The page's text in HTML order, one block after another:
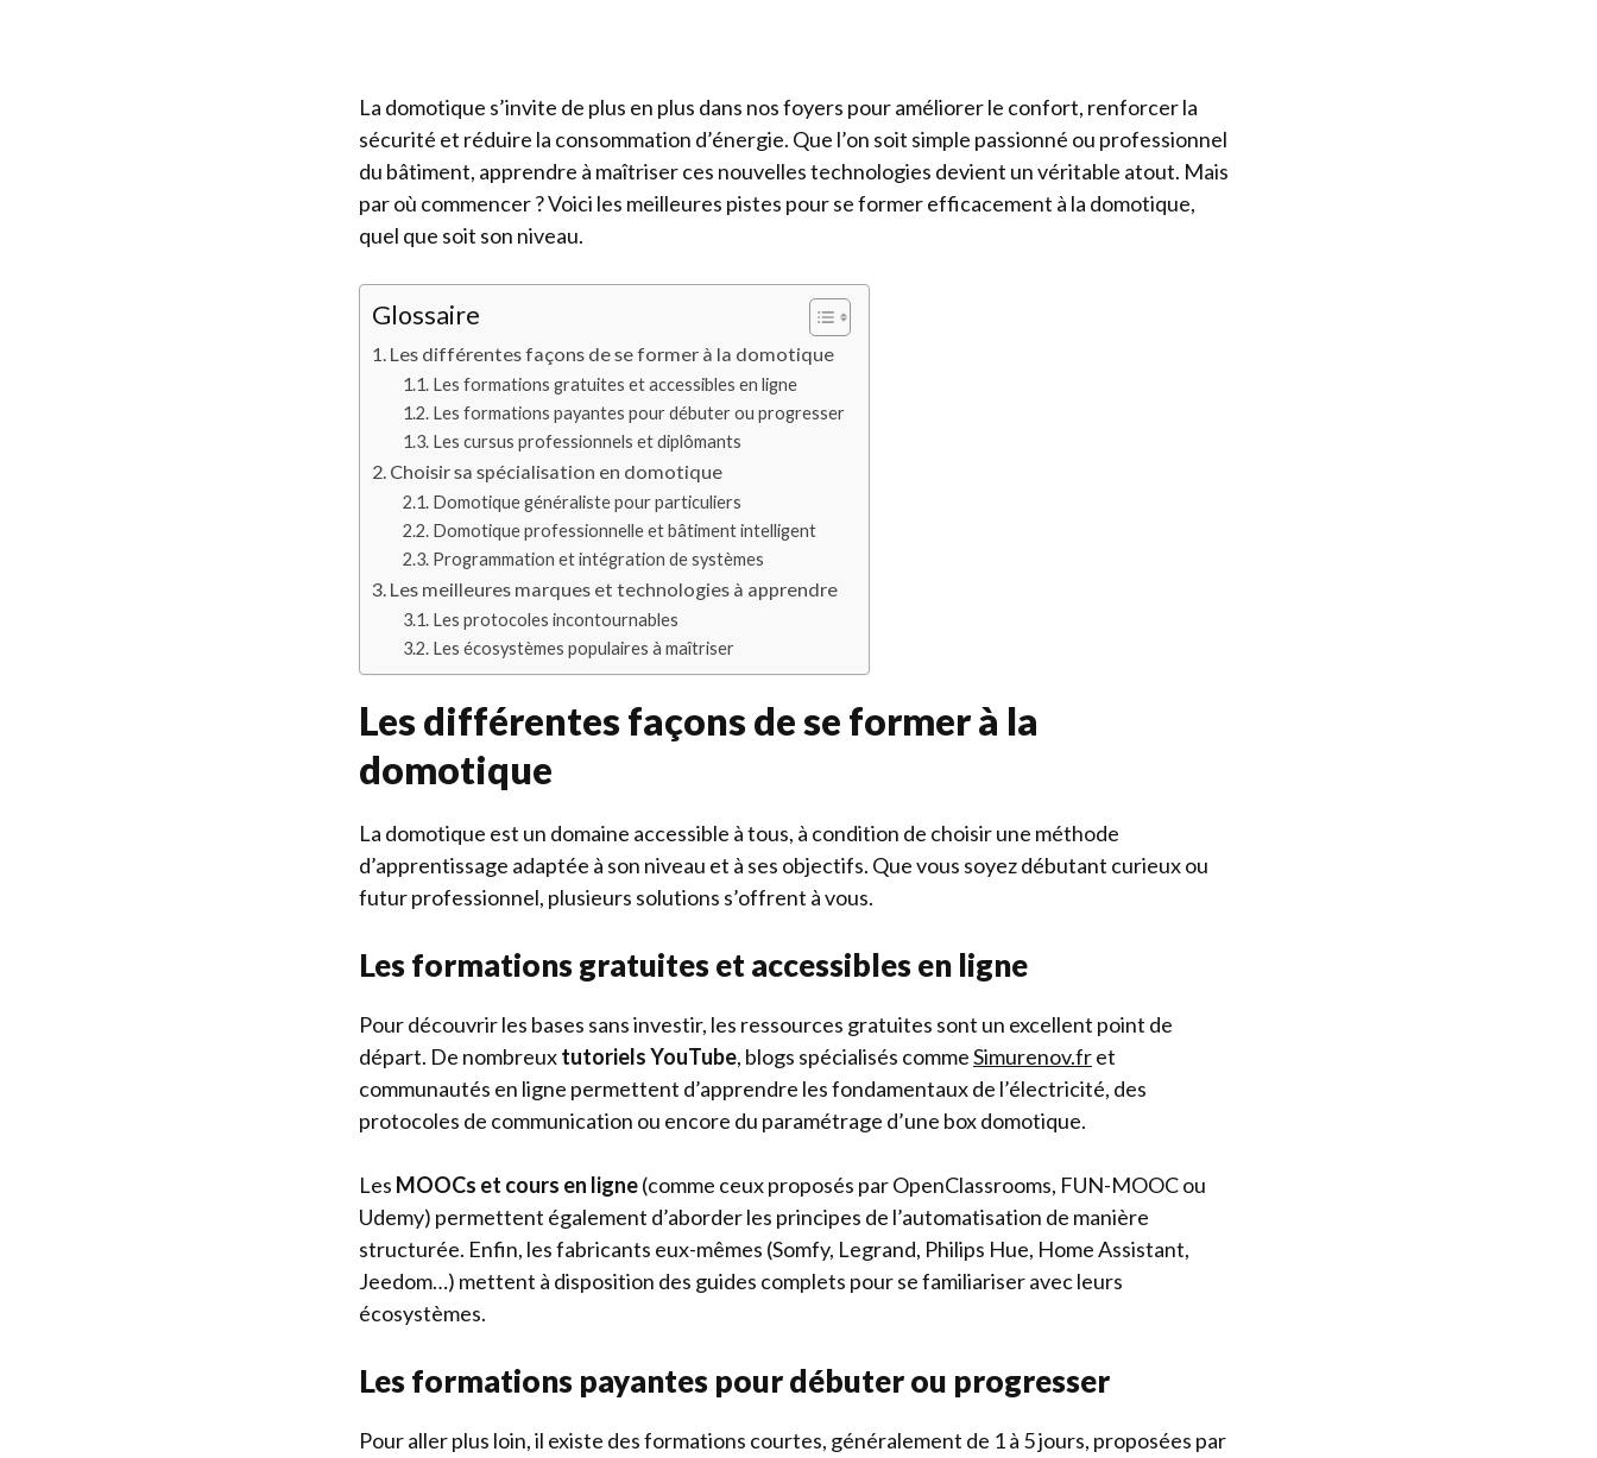
La domotique s’invite de plus en plus dans nos foyers pour améliorer le confort, renforcer la
sécurité et réduire la consommation d’énergie. Que l’on soit simple passionné ou professionnel
du bâtiment, apprendre à maîtriser ces nouvelles technologies devient un véritable atout. Mais
par où commencer ? Voici les meilleures pistes pour se former efficacement à la domotique,
quel que soit son niveau.
Glossaire
Les différentes façons de se former à la domotique
Les formations gratuites et accessibles en ligne
Les formations payantes pour débuter ou progresser
Les cursus professionnels et diplômants
Choisir sa spécialisation en domotique
Domotique généraliste pour particuliers
Domotique professionnelle et bâtiment intelligent
Programmation et intégration de systèmes
Les meilleures marques et technologies à apprendre
Les protocoles incontournables
Les écosystèmes populaires à maîtriser
Les différentes façons de se former à la
domotique
La domotique est un domaine accessible à tous, à condition de choisir une méthode
d’apprentissage adaptée à son niveau et à ses objectifs. Que vous soyez débutant curieux ou
futur professionnel, plusieurs solutions s’offrent à vous.
Les formations gratuites et accessibles en ligne
Pour découvrir les bases sans investir, les ressources gratuites sont un excellent point de
départ. De nombreuxtutoriels YouTube, blogs spécialisés commeSimurenov.fret
communautés en ligne permettent d’apprendre les fondamentaux de l’électricité, des
protocoles de communication ou encore du paramétrage d’une box domotique.
Les MOOCs et cours en ligne(comme ceux proposés par OpenClassrooms, FUN-MOOC ou
Udemy) permettent également d’aborder les principes de l’automatisation de manière
structurée. Enfin, les fabricants eux-mêmes (Somfy, Legrand, Philips Hue, Home Assistant,
Jeedom…) mettent à disposition des guides complets pour se familiariser avec leurs
écosystèmes.
Les formations payantes pour débuter ou progresser
Pour aller plus loin, il existe des formations courtes, généralement de 1 à 5 jours, proposées par